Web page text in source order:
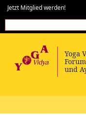
Jetzt Mitglied werden!